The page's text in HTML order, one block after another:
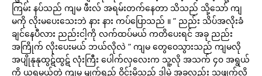
ကြမ်း နပ်သည် ကျမ ဖီးလ် အရမ်းတက်နေတာ သိသည် သို့သော် ကျ
မကို လိုးမပေးသေးဘဲ နား နား ကပ်ပြောသည် ။ ” ညည်း သိပ်အလိုးခံ
ချင်နေပီလား ညည်းငါ့ကို လက်ထပ်မယ် ကတိပေးရင် အခု ညည်း
အကြိုက် လိုးပေးမယ် ဘယ်လိုလဲ ” ကျမ တွေဝေသွားသည် ကျမလို
အပျိုနုနုထွဋ်ထွဋ် လုံးကြီး ပေါက်လှ‌လေးက သူ့လို အသက် ၄၀ အရွယ်
ကို ယူရမယ်တဲ့ ကျမ မျက်ရည် ဝိုင်းမိသည် ဒါမဲ့ အခုလည်း သူဖျက်လို့